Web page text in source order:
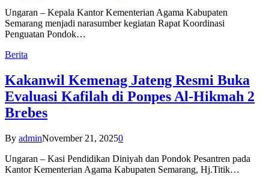
Ungaran – Kepala Kantor Kementerian Agama Kabupaten
Semarang menjadi narasumber kegiatan Rapat Koordinasi
Penguatan Pondok…
Berita
Kakanwil Kemenag Jateng Resmi Buka
Evaluasi Kafilah di Ponpes Al-Hikmah 2
Brebes
By adminNovember 21, 20250
Ungaran – Kasi Pendidikan Diniyah dan Pondok Pesantren pada
Kantor Kementerian Agama Kabupaten Semarang, Hj.Titik…